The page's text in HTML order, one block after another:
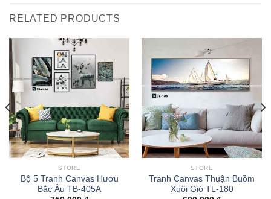
RELATED PRODUCTS
STORE
Bộ 5 Tranh Canvas Hươu
Bắc Âu TB-405A
STORE
Tranh Canvas Thuận Buồm
Xuôi Gió TL-180